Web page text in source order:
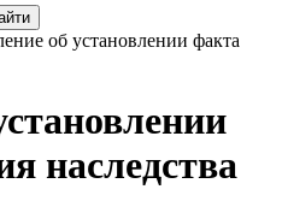
об установлении факта
наследства